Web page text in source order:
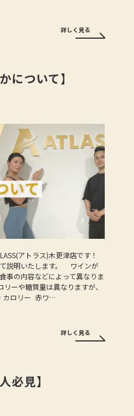
詳しく見る
について】
アトラス)木更津店です！
説明いたします。 ワインが
事の内容などによって異なりま
ーや糖質量は異なりますが、
カロリー 赤ワ…
詳しく見る
必見】